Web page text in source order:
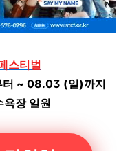
스티벌
~ 08.03 (일)까지
욕장 일원